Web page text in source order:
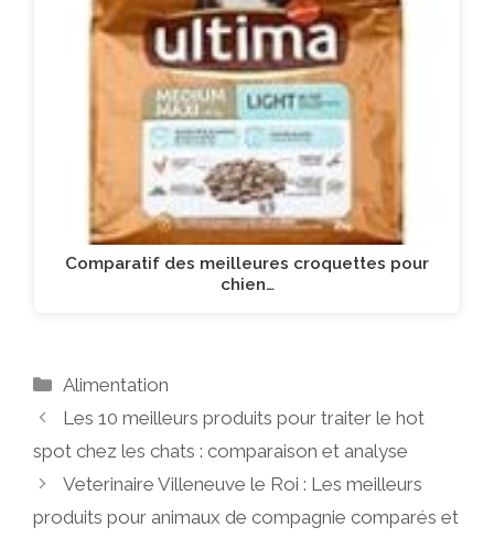
Comparatif des meilleures croquettes pour
chien…
Catégories
Alimentation
Les 10 meilleurs produits pour traiter le hot
spot chez les chats : comparaison et analyse
Veterinaire Villeneuve le Roi : Les meilleurs
produits pour animaux de compagnie comparés et